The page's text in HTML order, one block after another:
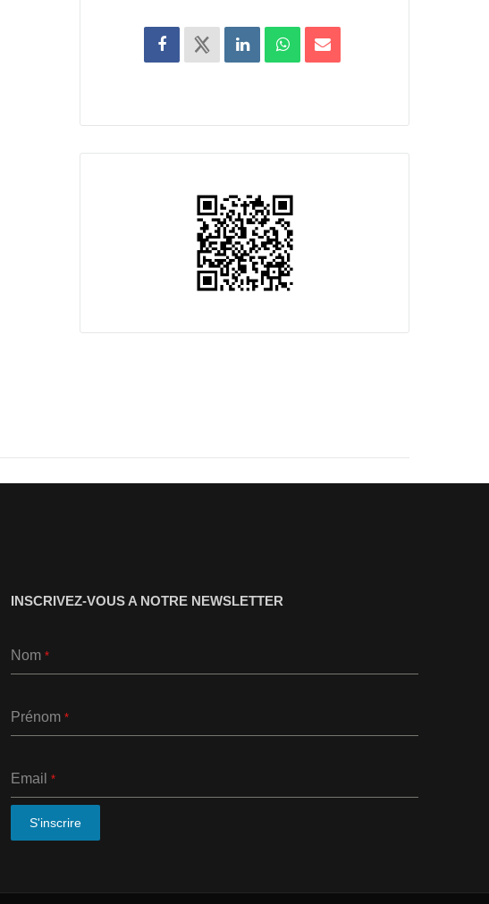
INSCRIVEZ-VOUS A NOTRE NEWSLETTER
Nom *
Prénom *
Email *
S'inscrire